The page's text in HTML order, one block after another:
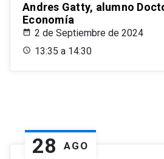
Andres Gatty, alumno
Economía
2 de Septiembre de 2024
13:35 a 14:30
28 AGO